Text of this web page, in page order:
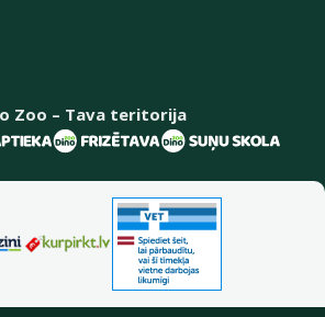
Zoo – Tava teritorija